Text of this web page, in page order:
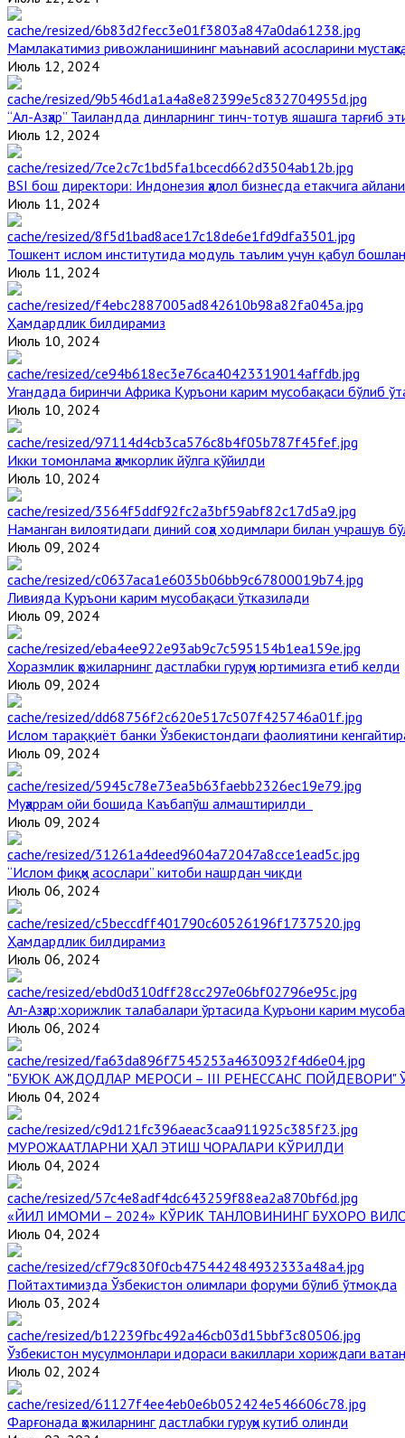
Мамлакатимиз ривожланишининг маънавий асосларини
Июль 12, 2024
“Ал-Азҳар” Таиландда динларнинг тинч-тотув яшашга тарғиб
Июль 12, 2024
BSI бош директори: Индонезия ҳалол бизнесда етакчига
Июль 11, 2024
Тошкент ислом институтида модуль таълим учун қабул
Июль 11, 2024
Ҳамдардлик билдирамиз
Июль 10, 2024
Угандада биринчи Aфрика Қуръони карим мусобақаси бўлиб
Июль 10, 2024
Икки томонлама ҳамкорлик йўлга қўйилди
Июль 10, 2024
Наманган вилоятидаги диний соҳа ходимлари билан учрашув
Июль 09, 2024
Ливияда Қуръони карим мусобақаси ўтказилади
Июль 09, 2024
Хоразмлик ҳожиларнинг дастлабки гуруҳи юртимизга етиб келди
Июль 09, 2024
Ислом тараққиёт банки Ўзбекистондаги фаолиятини
Июль 09, 2024
Муҳаррам ойи бошида Каъбапўш алмаштирилди
Июль 09, 2024
“Ислом фиқҳи асослари” китоби нашрдан чиқди
Июль 06, 2024
Ҳамдардлик билдирамиз
Июль 06, 2024
Aл-Aзҳар:хорижлик талабалари ўртасида Қуръони карим
Июль 06, 2024
"БУЮК АЖДОДЛАР МЕРОСИ – III РЕНЕССАНС
Июль 04, 2024
МУРОЖААТЛАРНИ ҲАЛ ЭТИШ ЧОРАЛАРИ КЎРИЛДИ
Июль 04, 2024
«ЙИЛ ИМОМИ – 2024» КЎРИК ТАНЛОВИНИНГ БУХОРО
Июль 04, 2024
Пойтахтимизда Ўзбекистон олимлари форуми бўлиб ўтмоқда
Июль 03, 2024
Ўзбекистон мусулмонлари идораси вакиллари хориждаги
Июль 02, 2024
Фарғонада ҳожиларнинг дастлабки гуруҳи кутиб олинди